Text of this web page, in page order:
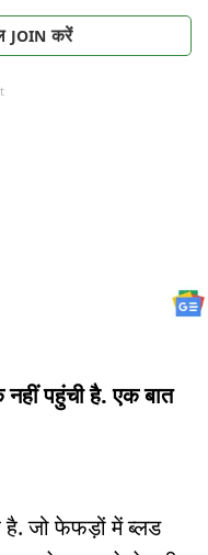
JOIN करें
नहीं पहुंची है. एक बात
है. जो फेफड़ों में ब्लड